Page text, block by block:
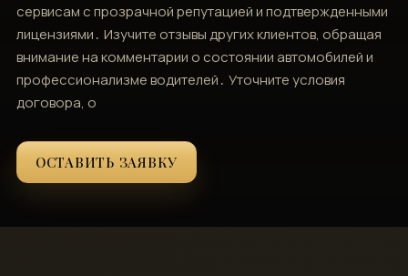
сервисам с прозрачной репутацией и подтвержденными
лицензиями․ Изучите отзывы других клиентов, обращая
внимание на комментарии о состоянии автомобилей и
профессионализме водителей․ Уточните условия
договора, о
ОСТАВИТЬ ЗАЯВКУ